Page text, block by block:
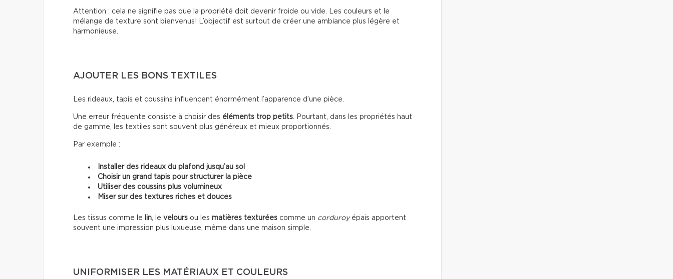
Attention : cela ne signifie pas que la propriété doit devenir froide ou vide. Les couleurs et le
mélange de texture sont bienvenus! L’objectif est surtout de créer une ambiance plus légère et
harmonieuse.
AJOUTER LES BONS TEXTILES
Les rideaux, tapis et coussins influencent énormément l’apparence d’une pièce.
Une erreur fréquente consiste à choisir des éléments trop petits . Pourtant, dans les propriétés haut
de gamme, les textiles sont souvent plus généreux et mieux proportionnés.
Par exemple :
Installer des rideaux du plafond jusqu’au sol
Choisir un grand tapis pour structurer la pièce
Utiliser des coussins plus volumineux
Miser sur des textures riches et douces
Les tissus comme le lin , le velours ou les matières texturées comme un corduroyépais apportent
souvent une impression plus luxueuse, même dans une maison simple.
UNIFORMISER LES MATÉRIAUX ET COULEURS